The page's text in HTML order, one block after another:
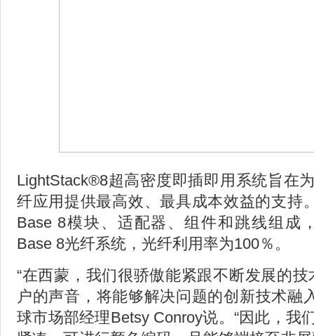
LightStack®8超高密度即插即用系统旨在
纤应用提供最高效、最具成本效益的支持
Base 8模块、适配器、组件和跳线组成
Base 8光纤系统，光纤利用率为100％。
“在西蒙，我们很骄傲能紧跟不断发展的
户的声音，将能够解决问题的创新技术融
球市场部经理Betsy Conroy说。“因此，我